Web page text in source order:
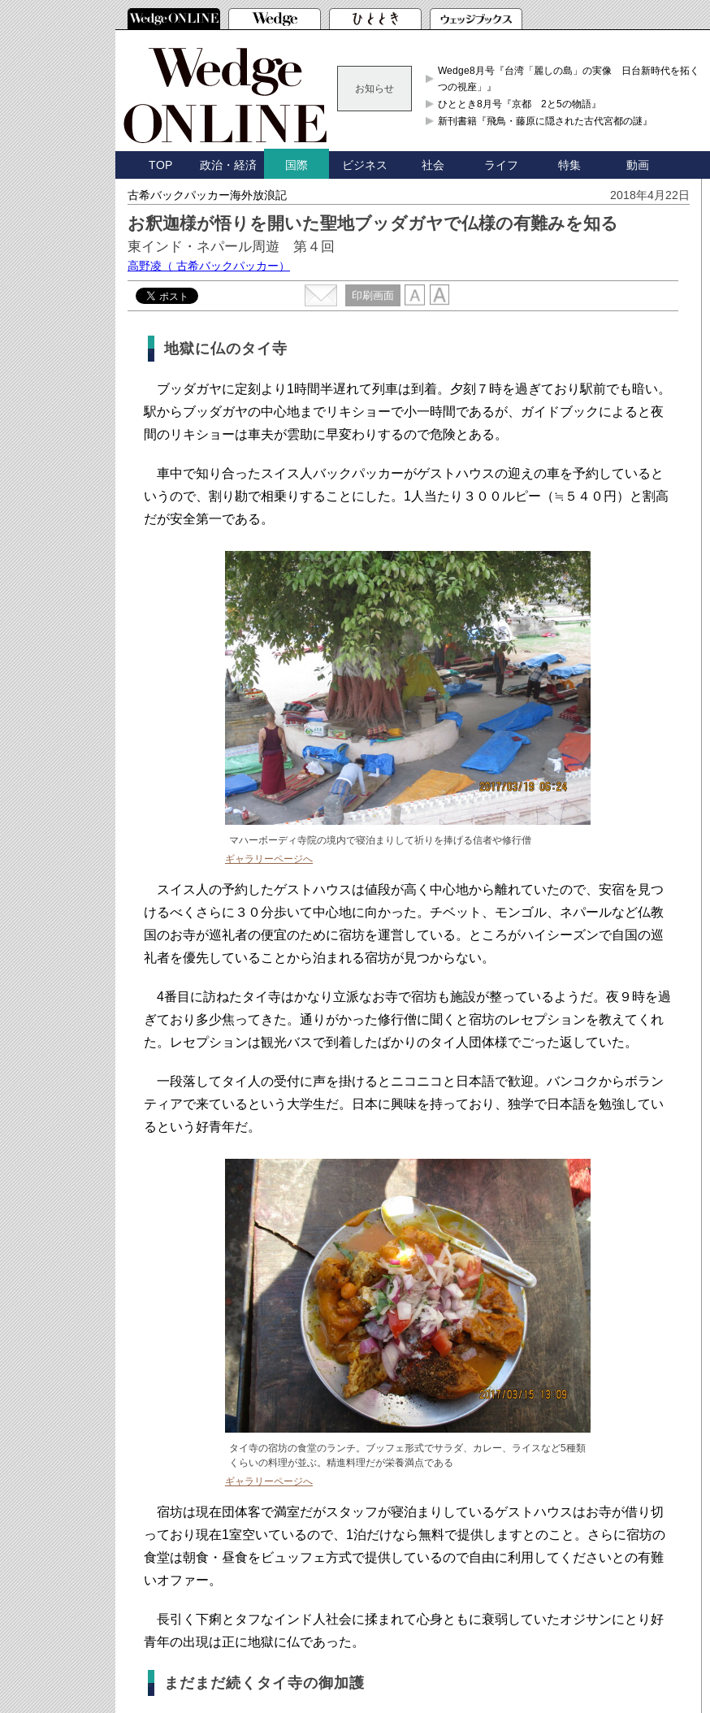
お知らせ
Wedge8月号『台湾「麗しの島」の実像 日台新時代を拓く「3
つの視座」』
ひととき8月号『京都 2と5の物語』
新刊書籍『飛鳥・藤原に隠された古代宮都の謎』
TOP 政治・経済 国際 ビジネス 社会 ライフ 特集 動画
古希バックパッカー海外放浪記 2018年4月22日
お釈迦様が悟りを開いた聖地ブッダガヤで仏様の有難みを知る
東インド・ネパール周遊 第４回
高野凌 （ 古希バックパッカー）
印刷画面
地獄に仏のタイ寺
ブッダガヤに定刻より1時間半遅れて列車は到着。夕刻７時を過ぎており駅前でも暗い。
駅からブッダガヤの中心地までリキショーで小一時間であるが、ガイドブックによると夜
間のリキショーは車夫が雲助に早変わりするので危険とある。
車中で知り合ったスイス人バックパッカーがゲストハウスの迎えの車を予約していると
いうので、割り勘で相乗りすることにした。1人当たり３００ルピー（≒５４０円）と割高
だが安全第一である。
マハーボーディ寺院の境内で寝泊まりして祈りを捧げる信者や修行僧
ギャラリーページへ
スイス人の予約したゲストハウスは値段が高く中心地から離れていたので、安宿を見つ
けるべくさらに３０分歩いて中心地に向かった。チベット、モンゴル、ネパールなど仏教
国のお寺が巡礼者の便宜のために宿坊を運営している。ところがハイシーズンで自国の巡
礼者を優先していることから泊まれる宿坊が見つからない。
4番目に訪ねたタイ寺はかなり立派なお寺で宿坊も施設が整っているようだ。夜９時を過
ぎており多少焦ってきた。通りがかった修行僧に聞くと宿坊のレセプションを教えてくれ
た。レセプションは観光バスで到着したばかりのタイ人団体様でごった返していた。
一段落してタイ人の受付に声を掛けるとニコニコと日本語で歓迎。バンコクからボラン
ティアで来ているという大学生だ。日本に興味を持っており、独学で日本語を勉強してい
るという好青年だ。
タイ寺の宿坊の食堂のランチ。ブッフェ形式でサラダ、カレー、ライスなど5種類
くらいの料理が並ぶ。精進料理だが栄養満点である
ギャラリーページへ
宿坊は現在団体客で満室だがスタッフが寝泊まりしているゲストハウスはお寺が借り切
っており現在1室空いているので、1泊だけなら無料で提供しますとのこと。さらに宿坊の
食堂は朝食・昼食をビュッフェ方式で提供しているので自由に利用してくださいとの有難
いオファー。
長引く下痢とタフなインド人社会に揉まれて心身ともに衰弱していたオジサンにとり好
青年の出現は正に地獄に仏であった。
まだまだ続くタイ寺の御加護